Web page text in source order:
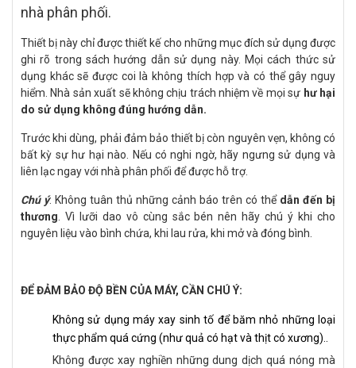
nhà phân phối.
Thiết bị này chỉ được thiết kế cho những mục đích sử dụng được
ghi rõ trong sách hướng dẫn sử dụng này. Mọi cách thức sử
dụng khác sẽ được coi là không thích hợp và có thể gây nguy
hiểm. Nhà sản xuất sẽ không chịu trách nhiệm về mọi sự hư hại
do sử dụng không đúng hướng dẫn.
Trước khi dùng, phải đảm bảo thiết bị còn nguyên vẹn, không có
bất kỳ sự hư hại nào. Nếu có nghi ngờ, hãy ngưng sử dụng và
liên lạc ngay với nhà phân phối để được hỗ trợ.
Chú ý: Không tuân thủ những cảnh báo trên có thể dẫn đến bị
thương . Vì lưỡi dao vô cùng sắc bén nên hãy chú ý khi cho
nguyên liệu vào bình chứa, khi lau rửa, khi mở và đóng bình.
ĐỂ ĐẢM BẢO ĐỘ BỀN CỦA MÁY, CẦN CHÚ Ý:
Không sử dụng máy xay sinh tố để băm nhỏ những loại
thực phẩm quá cứng (như quả có hạt và thịt có xương)..
Không được xay nghiền những dung dịch quá nóng mà